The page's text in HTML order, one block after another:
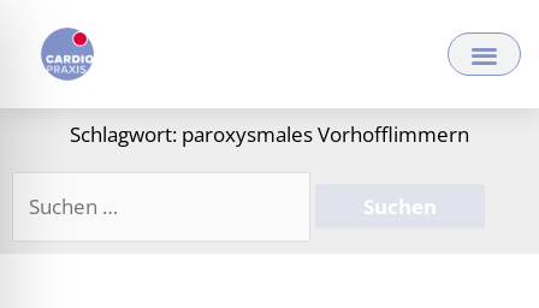
Inhalt
springen
Schlagwort: paroxysmales Vorhofflimmern